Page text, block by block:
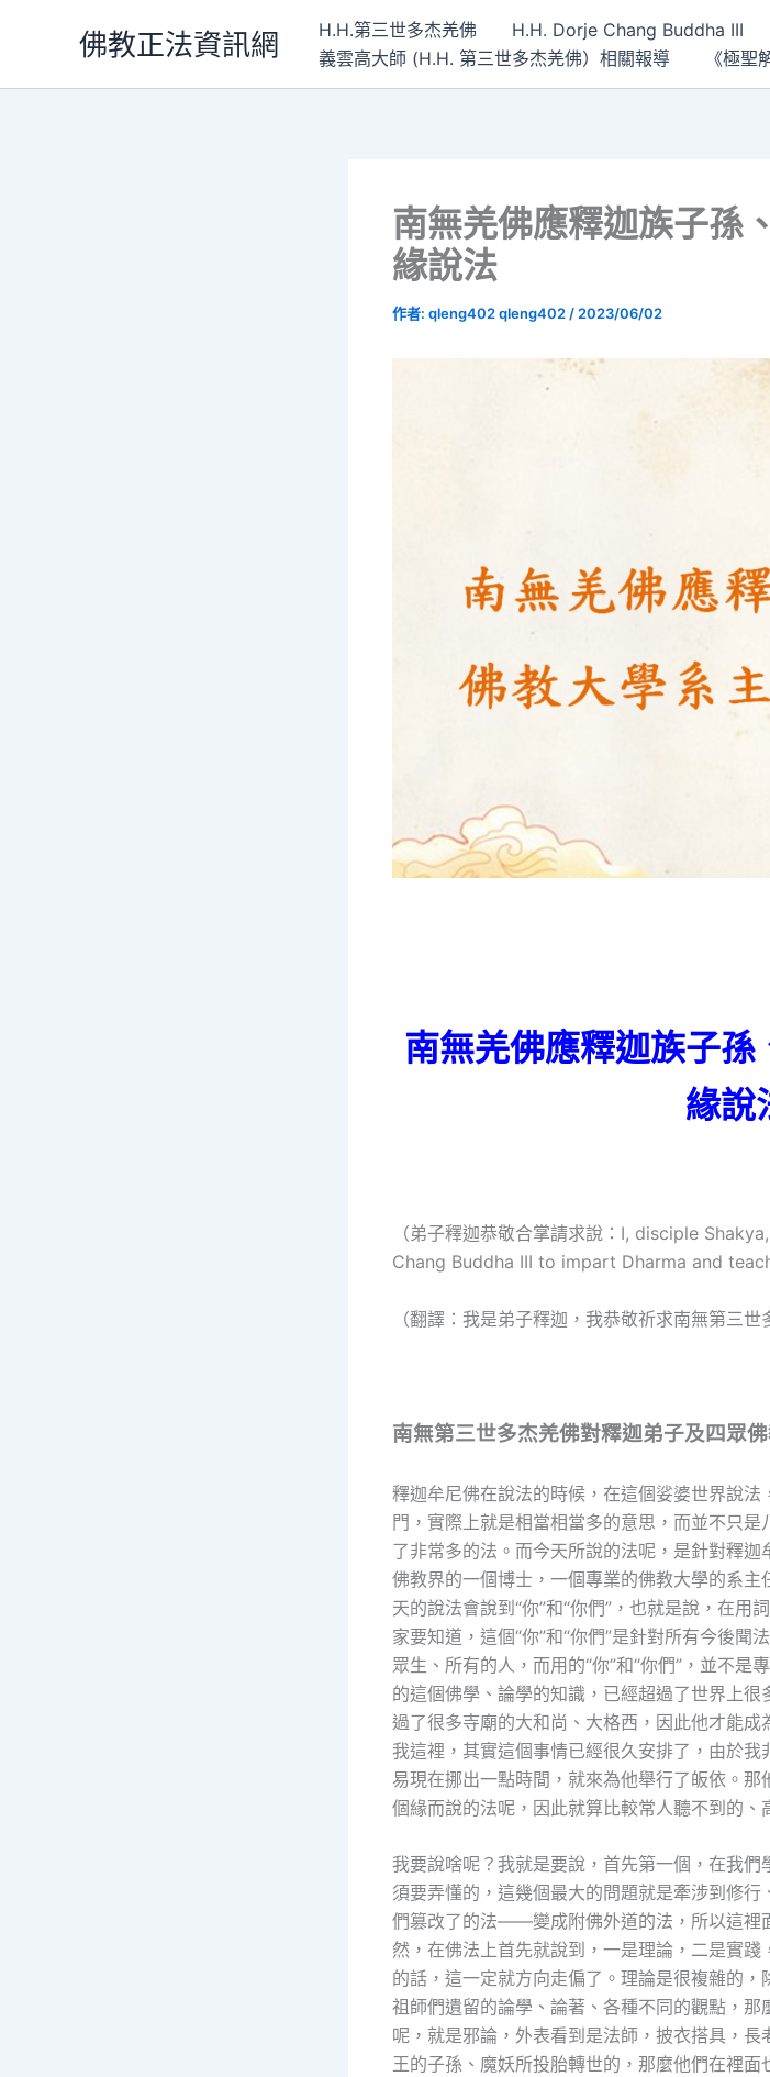
佛教正法資訊網 H.H.第三世多杰羌佛 H.H. Dorje Chang Buddha III
義雲高大師 (H.H. 第三世多杰羌佛）相關報導
《極聖
南無羌佛應釋迦族子孫
緣說法
作者: qleng402 qleng402 / 2023/06/02
南無羌佛應釋迦族子孫
緣說
（弟子釋迦恭敬合掌請求說：I, disciple
Chang Buddha III to impart Dharma and teach
（翻譯：我是弟子釋迦，我恭敬祈求南無第三世
南無第三世多杰羌佛對釋迦弟子及四眾佛
釋迦牟尼佛在說法的時候，在這個娑婆世界說
門，實際上就是相當相當多的意思，而並不只
了非常多的法。而今天所說的法呢，是針對釋
佛教界的一個博士，一個專業的佛教大學的系
天的說法會說到“你”和“你們”，也就是說，在用
家要知道，這個“你”和“你們”是針對所有今後聞
眾生、所有的人，而用的“你”和“你們”，並不是
的這個佛學、論學的知識，已經超過了世界上
過了很多寺廟的大和尚、大格西，因此他才能
我這裡，其實這個事情已經很久安排了，由於
易現在挪出一點時間，就來為他舉行了皈依。
個緣而說的法呢，因此就算比較常人聽不到的、
我要說啥呢？我就是要說，首先第一個，在我
須要弄懂的，這幾個最大的問題就是牽涉到修
們篡改了的法——變成附佛外道的法，所以這裡
然，在佛法上首先就說到，一是理論，二是實
的話，這一定就方向走偏了。理論是很複雜的
祖師們遺留的論學、論著、各種不同的觀點，
呢，就是邪論，外表看到是法師，披衣搭具，
王的子孫、魔妖所投胎轉世的，那麼他們在裡